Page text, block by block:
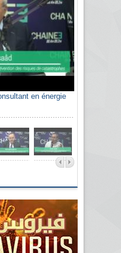
en énergie